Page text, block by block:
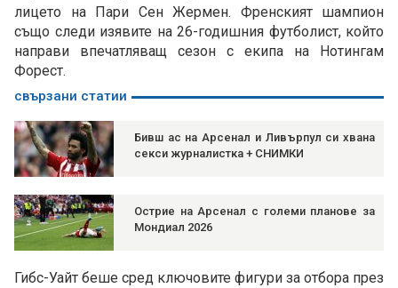
лицето на Пари Сен Жермен. Френският шампион
също следи изявите на 26-годишния футболист, който
направи впечатляващ сезон с екипа на Нотингам
Форест.
свързани статии
Бивш ас на Арсенал и Ливърпул си хвана
секси журналистка + СНИМКИ
Острие на Арсенал с големи планове за
Мондиал 2026
Гибс-Уайт беше сред ключовите фигури за отбора през